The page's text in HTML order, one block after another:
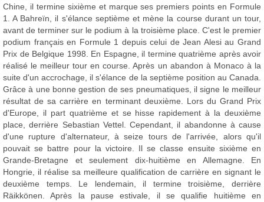
Chine, il termine sixième et marque ses premiers points en Formule
1. A Bahreïn, il s'élance septième et mène la course durant un tour,
avant de terminer sur le podium à la troisième place. C'est le premier
podium français en Formule 1 depuis celui de Jean Alesi au Grand
Prix de Belgique 1998. En Espagne, il termine quatrième après avoir
réalisé le meilleur tour en course. Après un abandon à Monaco à la
suite d'un accrochage, il s'élance de la septième position au Canada.
Grâce à une bonne gestion de ses pneumatiques, il signe le meilleur
résultat de sa carrière en terminant deuxième. Lors du Grand Prix
d'Europe, il part quatrième et se hisse rapidement à la deuxième
place, derrière Sebastian Vettel. Cependant, il abandonne à cause
d'une rupture d'alternateur, à seize tours de l'arrivée, alors qu'il
pouvait se battre pour la victoire. Il se classe ensuite sixième en
Grande-Bretagne et seulement dix-huitième en Allemagne. En
Hongrie, il réalise sa meilleure qualification de carrière en signant le
deuxième temps. Le lendemain, il termine troisième, derrière
Räikkönen. Après la pause estivale, il se qualifie huitième en